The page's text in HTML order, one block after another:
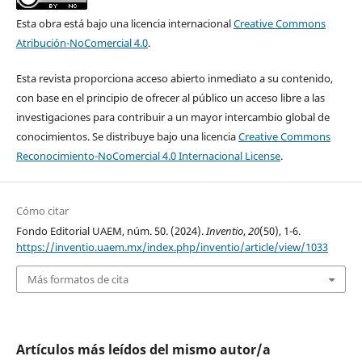
Esta obra está bajo una licencia internacionalCreative Commons
Atribución-NoComercial 4.0.
Esta revista proporciona acceso abierto inmediato a su contenido,
con base en el principio de ofrecer al público un acceso libre a las
investigaciones para contribuir a un mayor intercambio global de
conocimientos. Se distribuye bajo una licenciaCreative Commons
Reconocimiento-NoComercial 4.0 Internacional License.
Cómo citar
Fondo Editorial UAEM, núm. 50. (2024). Inventio,20(50), 1-6.
https://inventio.uaem.mx/index.php/inventio/article/view/1033
Más formatos de cita
Artículos más leídos del mismo autor/a